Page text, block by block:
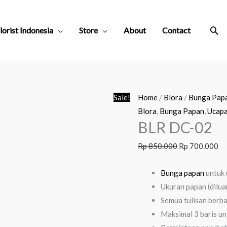
Indonesia Store About Contact
Sale! Home / Blora / Bunga
Blora, Bunga Papan,
BLR DC-02
Rp850.000
Original
price
was:
Rp 700.000
Bunga papanuntuk
Ukuran papan
Semua tulisan
Maksimal 3 baris